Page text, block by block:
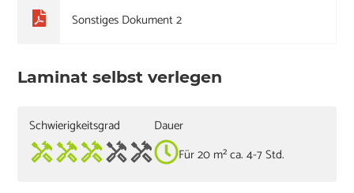
Sonstiges Dokument 2
Laminat selbst verlegen
Schwierigkeitsgrad
Dauer
Für 20 m² ca. 4-7 Std.